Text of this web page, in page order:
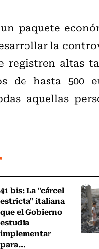
paquete
la
registren altas
de hasta 500
aquellas
41 bis: La "cárcel
estricta" italiana
que el Gobierno
estudia
implementar
para...